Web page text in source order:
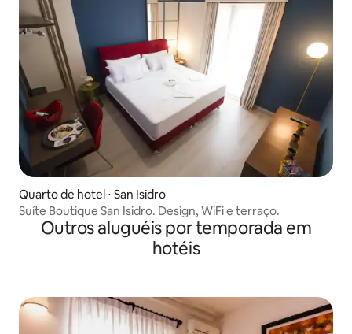
Quarto de hotel ⋅ San Isidro
Suíte Boutique San Isidro. Design, WiFi e terraço.
Outros aluguéis por temporada em
hotéis